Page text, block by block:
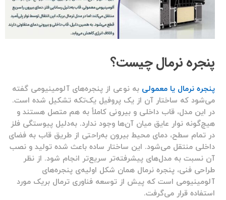
پنجره نرمال چیست؟
پنجره نرمال یا معمولی به نوعی از پنجره‌های آلومینیومی گفته
می‌شود که ساختار آن از یک پروفیل یک‌تکه تشکیل شده است.
در این مدل، قاب داخلی و بیرونی کاملاً به هم متصل هستند و
هیچ‌گونه نوار عایق میان آن‌ها وجود ندارد. به‌دلیل پیوستگی فلز
در تمام سطح، دمای محیط بیرون به‌راحتی از طریق قاب به فضای
داخلی منتقل می‌شود. این ساختار ساده باعث شده تولید و نصب
آن نسبت به مدل‌های پیشرفته‌تر سریع‌تر انجام شود. از نظر
طراحی فنی، پنجره نرمال همان شکل اولیه‌ی پنجره‌های
آلومینیومی است که پیش از توسعه فناوری ترمال بریک مورد
استفاده قرار می‌گرفت.